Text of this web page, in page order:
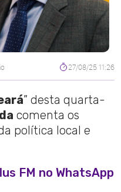
27/08/25 11:26
” desta quarta-
comenta os
política local e
FM no WhatsApp